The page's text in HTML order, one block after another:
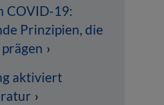
COVID-19:
Prinzipien, die
aktiviert